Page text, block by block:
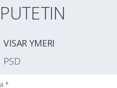
VISAR YMERI
PSD